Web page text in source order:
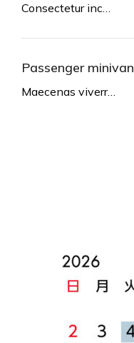
Consectetur inc…
Passenger minivan
Maecenas viverr…